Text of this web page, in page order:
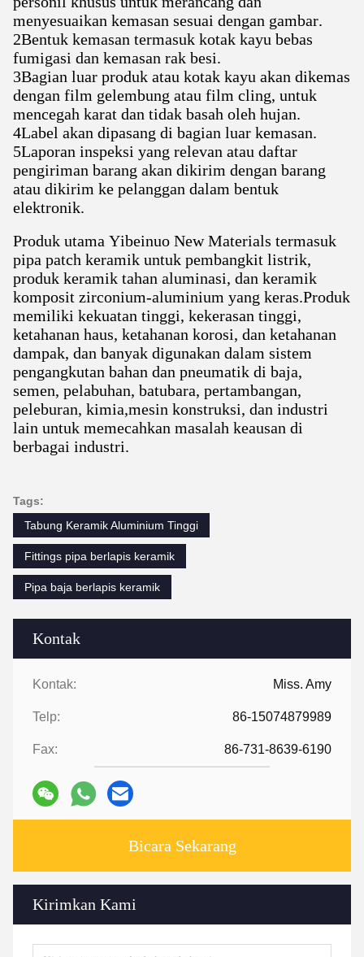
Kontak
Kontak: Miss. Amy
Telp: 86-15074879989
Fax: 86-731-8639-6190
Bicara Sekarang
Kirimkan Kami
menyesuaikan kemasan sesuai dengan gambar.
2Bentuk kemasan termasuk kotak kayu bebas
fumigasi dan kemasan rak besi.
3Bagian luar produk atau kotak kayu akan dikemas
dengan film gelembung atau film cling, untuk
mencegah karat dan tidak basah oleh hujan.
4Label akan dipasang di bagian luar kemasan.
5Laporan inspeksi yang relevan atau daftar
pengiriman barang akan dikirim dengan barang
atau dikirim ke pelanggan dalam bentuk
elektronik.
Produk utama Yibeinuo New Materials termasuk
pipa patch keramik untuk pembangkit listrik,
produk keramik tahan aluminasi, dan keramik
komposit zirconium-aluminium yang keras.Produk
memiliki kekuatan tinggi, kekerasan tinggi,
ketahanan haus, ketahanan korosi, dan ketahanan
dampak, dan banyak digunakan dalam sistem
pengangkutan bahan dan pneumatik di baja,
semen, pelabuhan, batubara, pertambangan,
peleburan, kimia,mesin konstruksi, dan industri
lain untuk memecahkan masalah keausan di
berbagai industri.
Tags:
Tabung Keramik Aluminium Tinggi
Fittings pipa berlapis keramik
Pipa baja berlapis keramik